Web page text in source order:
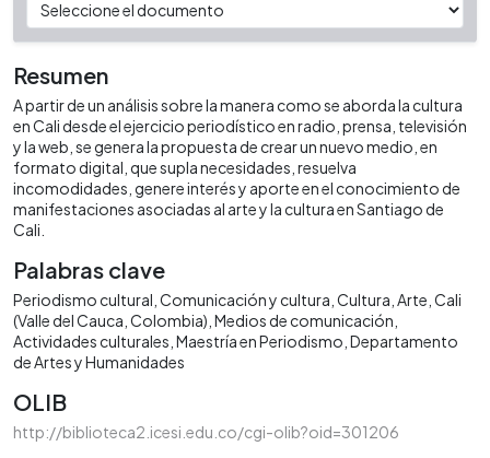
Resumen
A partir de un análisis sobre la manera como se aborda la cultura
en Cali desde el ejercicio periodístico en radio, prensa, televisión
y la web, se genera la propuesta de crear un nuevo medio, en
formato digital, que supla necesidades, resuelva
incomodidades, genere interés y aporte en el conocimiento de
manifestaciones asociadas al arte y la cultura en Santiago de
Cali.
Palabras clave
Periodismo cultural Comunicación y cultura Cultura Arte Cali
(Valle del Cauca, Colombia) Medios de comunicación
Actividades culturales Maestría en Periodismo Departamento
de Artes y Humanidades
OLIB
http://biblioteca2.icesi.edu.co/cgi-olib?oid=301206